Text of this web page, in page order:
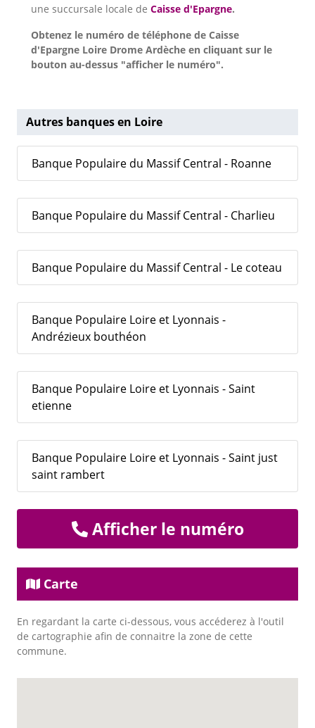
une succursale locale de Caisse d'Epargne.
Obtenez le numéro de téléphone de Caisse
d'Epargne Loire Drome Ardèche en cliquant sur le
bouton au-dessus "afficher le numéro".
Autres banques en Loire
Banque Populaire du Massif Central - Roanne
Banque Populaire du Massif Central - Charlieu
Banque Populaire du Massif Central - Le coteau
Banque Populaire Loire et Lyonnais -
Andrézieux bouthéon
Banque Populaire Loire et Lyonnais - Saint
etienne
Banque Populaire Loire et Lyonnais - Saint just
saint rambert
Afficher le numéro
Carte
En regardant la carte ci-dessous, vous accéderez à l'outil
de cartographie afin de connaitre la zone de cette
commune.